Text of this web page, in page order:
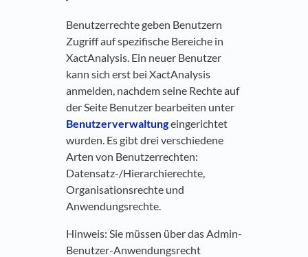
Benutzerrechte geben Benutzern
Zugriff auf spezifische Bereiche in
XactAnalysis. Ein neuer Benutzer
kann sich erst bei XactAnalysis
anmelden, nachdem seine Rechte auf
der Seite Benutzer bearbeiten unter
Benutzerverwaltungeingerichtet
wurden. Es gibt drei verschiedene
Arten von Benutzerrechten:
Datensatz-/Hierarchierechte,
Organisationsrechte und
Anwendungsrechte.
Hinweis: Sie müssen über das Admin-
Benutzer-Anwendungsrecht